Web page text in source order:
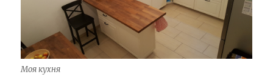
Моя кухня